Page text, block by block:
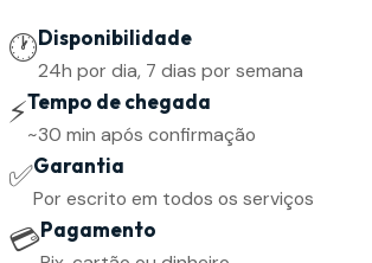
🕐Disponibilidade
24h por dia, 7 dias por semana
⚡Tempo de chegada
~30 min após confirmação
✅Garantia
Por escrito em todos os serviços
💳Pagamento